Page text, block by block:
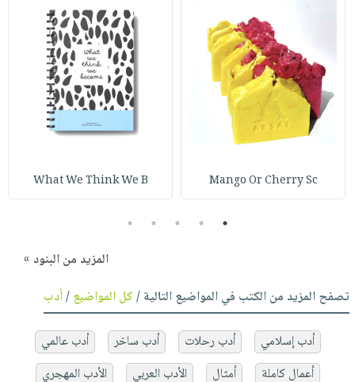
Mango Or Cherry Sc
What We Think We B
1
2
3
4
5
المزيد من البنود »
تصفح المزيد من الكتب في المواضيع التالية /كل المواضيع/أدب
أدب إسلامي أدب رحلات أدب ساخر
أدب عالمي
أعمال كاملة
أمثال الأدب العربي
الأدب المهجري